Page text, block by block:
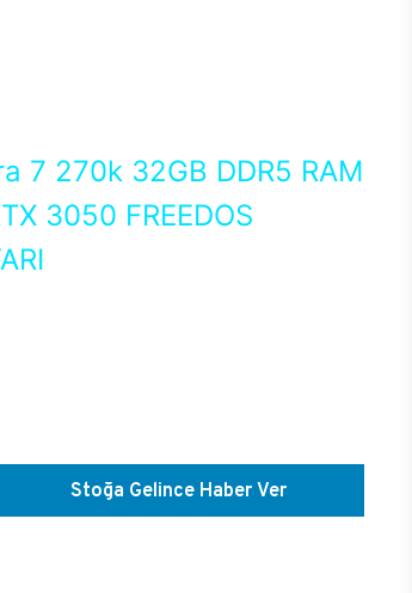
7 270k 32GB DDR5 RAM
3050 FREEDOS
Stoğa Gelince Haber Ver